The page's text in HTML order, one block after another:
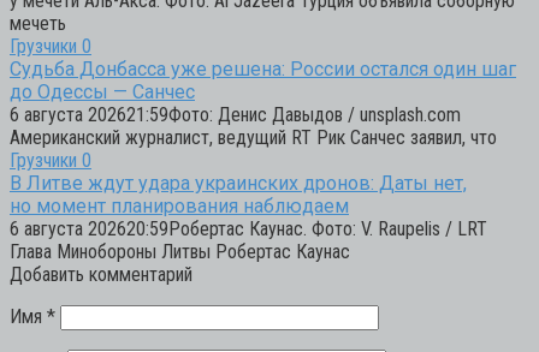
мечеть
Грузчики 0
Судьба Донбасса уже решена: России остался один шаг
до Одессы — Санчес
6 августа 202621:59Фото: Денис Давыдов / unsplash.com
Американский журналист, ведущий RT Рик Санчес заявил, что
Грузчики 0
В Литве ждут удара украинских дронов: Даты нет,
но момент планирования наблюдаем
6 августа 202620:59Робертас Каунас. Фото: V. Raupelis / LRT
Глава Минобороны Литвы Робертас Каунас
Добавить комментарий
Имя *